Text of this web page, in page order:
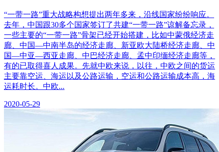
“一带一路”重大战略构想提出两年多来，沿线国家纷纷响应。
去年，中国跟30多个国家签订了共建“一带一路”谅解备忘录，
一些主要的“一带一路”骨架已经开始搭建，比如中蒙俄经济走
廊、中国—中南半岛的经济走廊、新亚欧大陆桥经济走廊、中
国—中亚—西亚走廊、中巴经济走廊、孟中印缅经济走廊等，
有的已取得喜人成果。先就中欧来说，以往，中欧之间的货运
主要靠空运、海运以及公路运输，空运和公路运输成本高，海
运耗时长。中欧...
2020-05-29